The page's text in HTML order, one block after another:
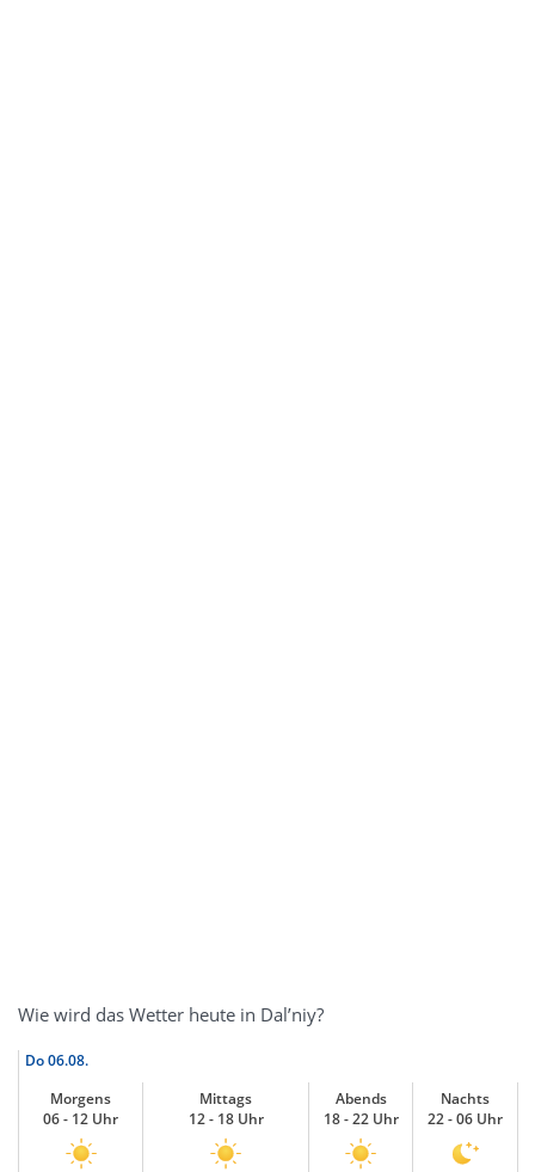
Wie wird das Wetter heute in Dal’niy?
Do06.08.
Morgens
06 - 12 Uhr
Mittags
12 - 18 Uhr
Abends
18 - 22 Uhr
Nachts
22 - 06 Uhr